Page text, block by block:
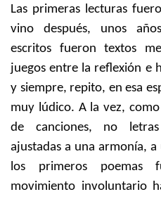
Las primeras lecturas
vino después, unos
escritos fueron textos
juegos entre la reflexión e
y siempre, repito, en esa
muy lúdico. A la vez,
de canciones, no
ajustadas a una armonía,
los primeros poemas
movimiento involuntario